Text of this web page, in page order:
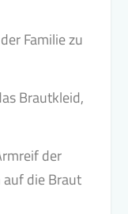
Familie zu
Brautkleid,
der
auf die Braut